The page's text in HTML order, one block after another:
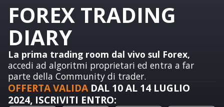
FOREX TRADING
DIARY​
La prima trading room dal vivo sul Forex,
accedi ad algoritmi proprietari ed entra a far
parte della Community di trader.
OFFERTA VALIDA DAL 10 AL 14 LUGLIO
2024, ISCRIVITI ENTRO: